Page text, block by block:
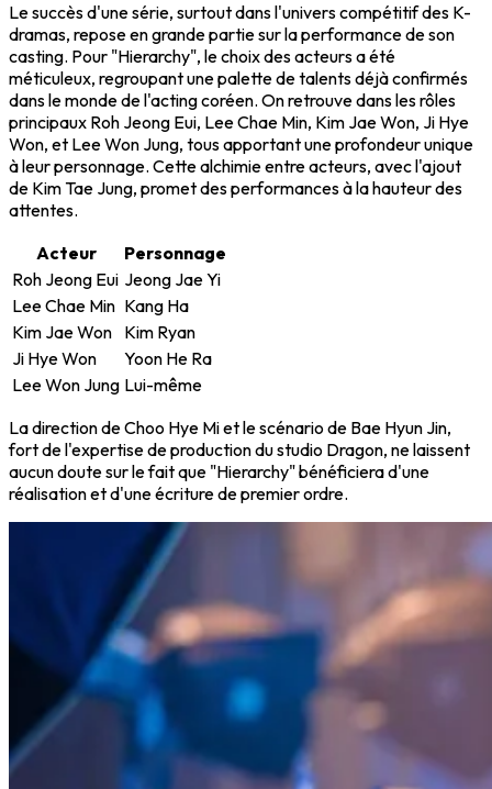
Le succès d'une série, surtout dans l'univers compétitif des K-
dramas, repose en grande partie sur la performance de son
casting. Pour "Hierarchy", le choix des acteurs a été
méticuleux, regroupant une palette de talents déjà confirmés
dans le monde de l'acting coréen. On retrouve dans les rôles
principaux Roh Jeong Eui, Lee Chae Min, Kim Jae Won, Ji Hye
Won, et Lee Won Jung, tous apportant une profondeur unique
à leur personnage. Cette alchimie entre acteurs, avec l'ajout
de Kim Tae Jung, promet des performances à la hauteur des
attentes.
Acteur
Personnage
Roh Jeong Eui Jeong Jae Yi
Lee Chae Min Kang Ha
Kim Jae Won Kim Ryan
Ji Hye Won
Yoon He Ra
Lee Won Jung Lui-même
La direction de Choo Hye Mi et le scénario de Bae Hyun Jin,
fort de l'expertise de production du studio Dragon, ne laissent
aucun doute sur le fait que "Hierarchy" bénéficiera d'une
réalisation et d'une écriture de premier ordre.